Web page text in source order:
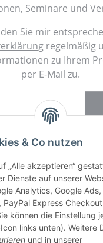
& Co nutzen
„Alle akzeptieren“
Dienste auf unserer
Analytics, Google
PayPal Express
können die Einstellung
links unten). Weitere
und in unserer
Seminare und
Sie mir
regelmäßig
zu Ihrem
per E-Mail zu.